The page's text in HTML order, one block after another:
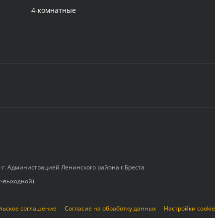
4-комнатные
Администрацией Ленинского района г.Бреста
выходной)
соглашение Согласие на обработку данных Настройки cookie